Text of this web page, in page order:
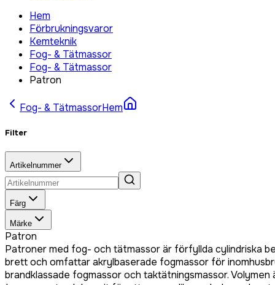
Hem
Förbrukningsvaror
Kemteknik
Fog- & Tätmassor
Fog- & Tätmassor
Patron
Fog- & TätmassorHem
Filter
Artikelnummer
Färg
Märke
Patron
Patroner med fog- och tätmassor är förfyllda cylindriska
brett och omfattar akrylbaserade fogmassor för
brandklassade fogmassor och taktätningsmassor.